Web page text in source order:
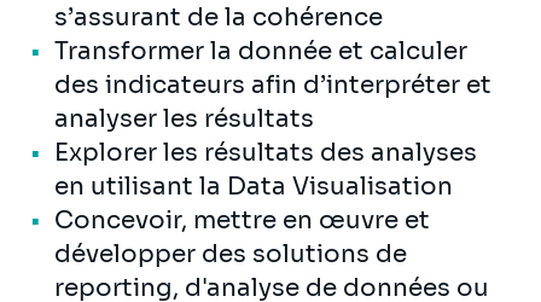
s’assurant de la cohérence
Transformer la donnée et calculer
des indicateurs afin d’interpréter et
analyser les résultats
Explorer les résultats des analyses
en utilisant la Data Visualisation
Concevoir, mettre en œuvre et
développer des solutions de
reporting, d'analyse de données ou